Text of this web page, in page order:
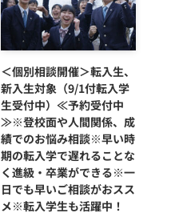
＜個別相談開催＞転入生、
新入生対象（9/1付転入学
生受付中）≪予約受付中
≫※登校面や人間関係、成
績でのお悩み相談※早い時
期の転入学で遅れることな
く進級・卒業ができる※一
日でも早いご相談がおスス
メ※転入学生も活躍中！